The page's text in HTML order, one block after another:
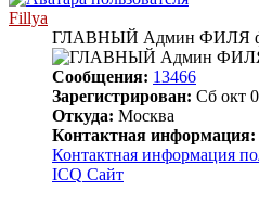
Fillya
ГЛАВНЫЙ Админ ФИЛЯ
Сообщения: 13466
Зарегистрирован: Сб окт
Откуда: Москва
Контактная информация:
Контактная информация
ICQ Сайт